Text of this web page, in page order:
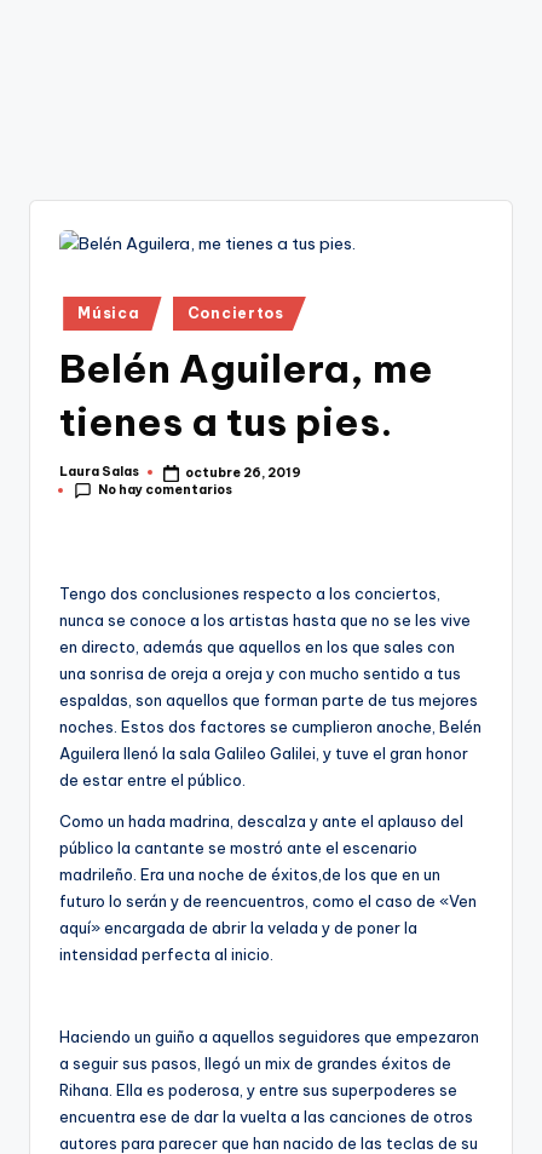
Publicado
en
Música Conciertos
Belén Aguilera, me
tienes a tus pies.
Publicado
por
Laura Salas
octubre 26, 2019
No hay comentarios
Tengo dos conclusiones respecto a los conciertos,
nunca se conoce a los artistas hasta que no se les vive
en directo, además que aquellos en los que sales con
una sonrisa de oreja a oreja y con mucho sentido a tus
espaldas, son aquellos que forman parte de tus mejores
noches. Estos dos factores se cumplieron anoche, Belén
Aguilera llenó la sala Galileo Galilei, y tuve el gran honor
de estar entre el público.
Como un hada madrina, descalza y ante el aplauso del
público la cantante se mostró ante el escenario
madrileño. Era una noche de éxitos,de los que en un
futuro lo serán y de reencuentros, como el caso de «Ven
aquí» encargada de abrir la velada y de poner la
intensidad perfecta al inicio.
Haciendo un guiño a aquellos seguidores que empezaron
a seguir sus pasos, llegó un mix de grandes éxitos de
Rihana. Ella es poderosa, y entre sus superpoderes se
encuentra ese de dar la vuelta a las canciones de otros
autores para parecer que han nacido de las teclas de su